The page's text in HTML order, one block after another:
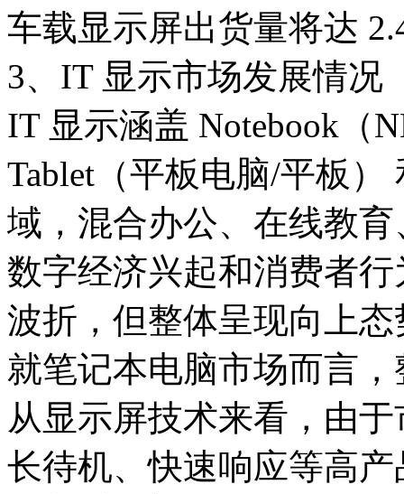
车载显示屏出货量将达
3、IT 显示市场发展情况
IT 显示涵盖 Notebook（
Tablet（平板电脑/平板
域，混合办公、在线教
数字经济兴起和消费者
波折，但整体呈现向上
就笔记本电脑市场而言
从显示屏技术来看，由
长待机、快速响应等高